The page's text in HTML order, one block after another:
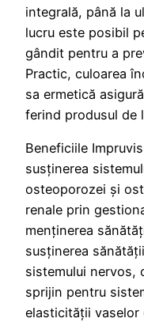
integrală, până la
lucru este posibil
gândit pentru a
Practic, culoarea
sa ermetică
ferind produsul de
Beneficiile
susținerea
osteoporozei și
renale prin
menținerea
susținerea
sistemului nervos,
sprijin pentru
elasticității vaselor